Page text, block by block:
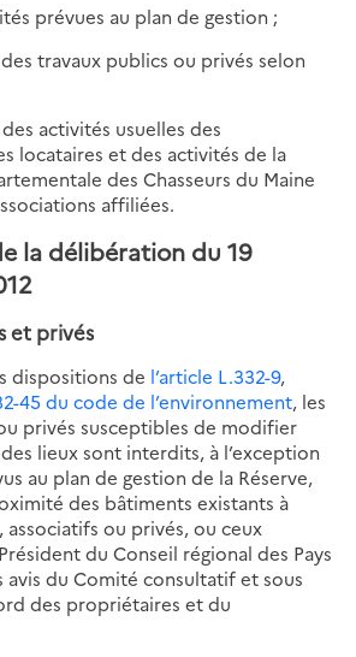
prévues au plan de gestion ;
travaux publics ou privés selon
activités usuelles des
locataires et des activités de la
des Chasseurs du Maine
affiliées.
la délibération du 19
et privés
dispositions de l’article L.332-9,
45 du code de l’environnement, les
privés susceptibles de modifier
des lieux sont interdits, à l’exception
au plan de gestion de la Réserve,
des bâtiments existants à
associatifs ou privés, ou ceux
du Conseil régional des Pays
avis du Comité consultatif et sous
des propriétaires et du